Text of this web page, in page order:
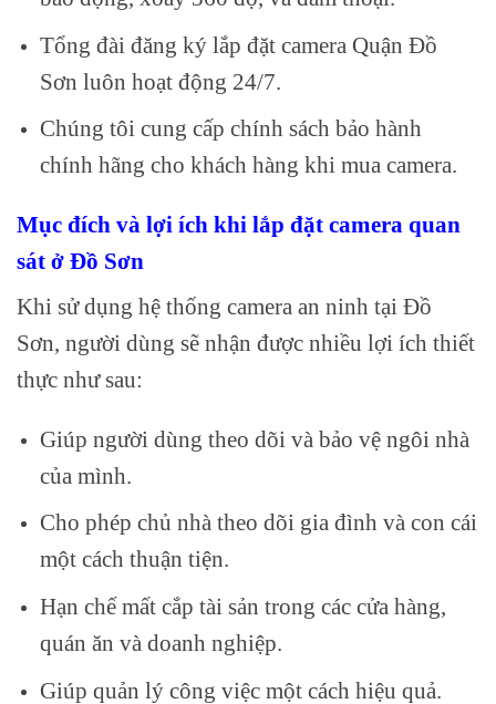
Tổng đài đăng ký lắp đặt camera Quận Đồ
Sơn luôn hoạt động 24/7.
Chúng tôi cung cấp chính sách bảo hành
chính hãng cho khách hàng khi mua camera.
Mục đích và lợi ích khi lắp đặt camera quan
sát ở Đồ Sơn
Khi sử dụng hệ thống camera an ninh tại Đồ
Sơn, người dùng sẽ nhận được nhiều lợi ích thiết
thực như sau:
Giúp người dùng theo dõi và bảo vệ ngôi nhà
của mình.
Cho phép chủ nhà theo dõi gia đình và con cái
một cách thuận tiện.
Hạn chế mất cắp tài sản trong các cửa hàng,
quán ăn và doanh nghiệp.
Giúp quản lý công việc một cách hiệu quả.